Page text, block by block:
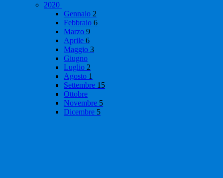
2020
Gennaio 2
Febbraio 6
Marzo 9
Aprile 6
Maggio 3
Giugno
Luglio 2
Agosto 1
Settembre 15
Ottobre
Novembre 5
Dicembre 5